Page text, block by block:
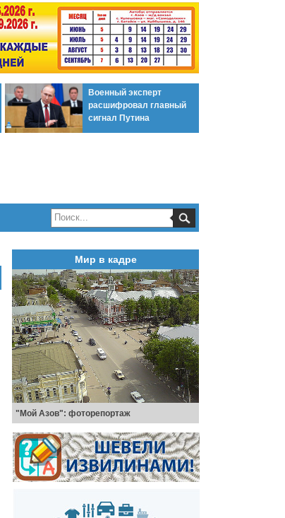
Военный эксперт
расшифровал главный
сигнал Путина
Мир в кадре
"Мой Азов": фоторепортаж